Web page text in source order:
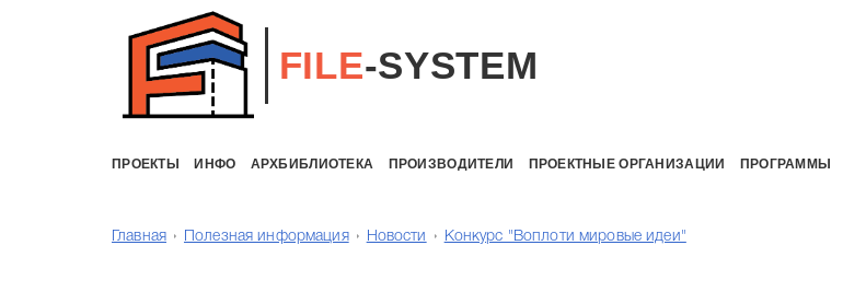
FILE-SYSTEM
ПРОЕКТЫ ИНФО АРХБИБЛИОТЕКА ПРОИЗВОДИТЕЛИ ПРОЕКТНЫЕ ОРГАНИЗАЦИИ ПРОГРАММЫ
Главная Полезная информация Новости Конкурс "Воплоти мировые идеи"